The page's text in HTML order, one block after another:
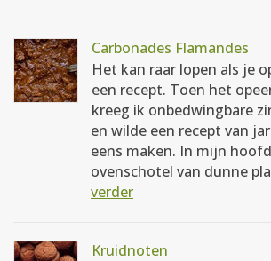
Carbonades Flamandes
Het kan raar lopen als je
een recept. Toen het
kreeg ik onbedwingbare
en wilde een recept van
eens maken. In mijn
ovenschotel van dunne
verder
Kruidnoten